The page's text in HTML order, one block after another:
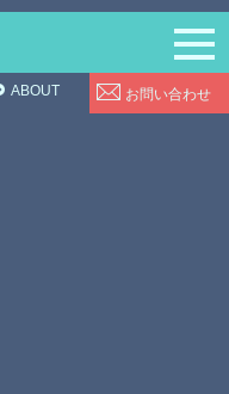
お問い合わせ
ABOUT